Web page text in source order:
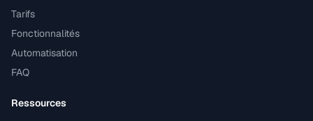
Tarifs
Fonctionnalités
Automatisation
FAQ
Ressources